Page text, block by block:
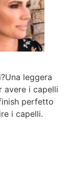
leggera
avere i capelli
perfetto
i capelli.